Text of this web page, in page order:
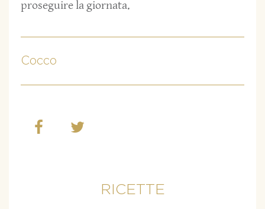
proseguire la giornata.
Cocco
RICETTE